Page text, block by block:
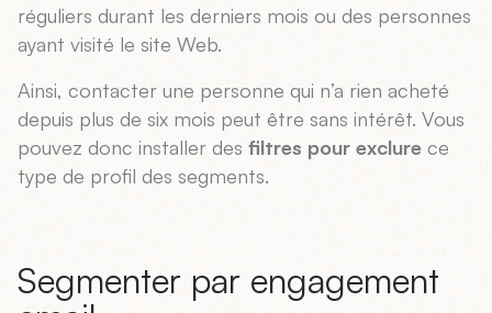
réguliers durant les derniers mois ou des personnes
ayant visité le site Web.
Ainsi, contacter une personne qui n’a rien acheté
depuis plus de six mois peut être sans intérêt. Vous
pouvez donc installer des filtres pour exclure ce
type de profil des segments.
Segmenter par engagement